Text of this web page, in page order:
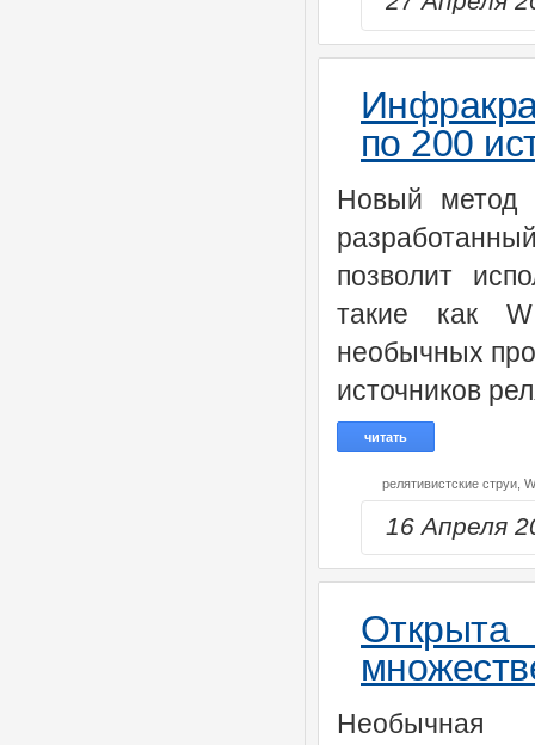
по 200
Новый метод
позволит
такие как
необычных
источников
читать
релятивистские струи,
16 Апреля
Необычная